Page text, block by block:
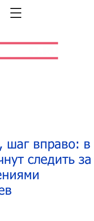
шаг вправо: в
следить за